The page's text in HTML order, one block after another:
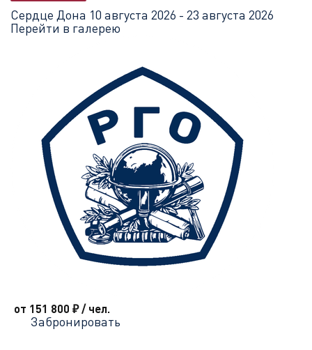
Сердце Дона 10 августа 2026 - 23 августа 2026
Перейти в галерею
от 151 800 ₽/ чел.
Забронировать